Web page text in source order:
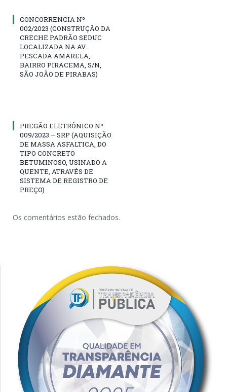
CONCORRENCIA Nº
002/2023 (CONSTRUÇÃO DA
CRECHE PADRÃO SEDUC
LOCALIZADA NA AV.
PESCADA AMARELA,
BAIRRO PIRACEMA, S/N,
SÃO JOÃO DE PIRABAS)
PREGÃO ELETRÔNICO Nº
009/2023 – SRP (AQUISIÇÃO
DE MASSA ASFALTICA, DO
TIPO CONCRETO
BETUMINOSO, USINADO A
QUENTE, ATRAVÉS DE
SISTEMA DE REGISTRO DE
PREÇO)
Os comentários estão fechados.